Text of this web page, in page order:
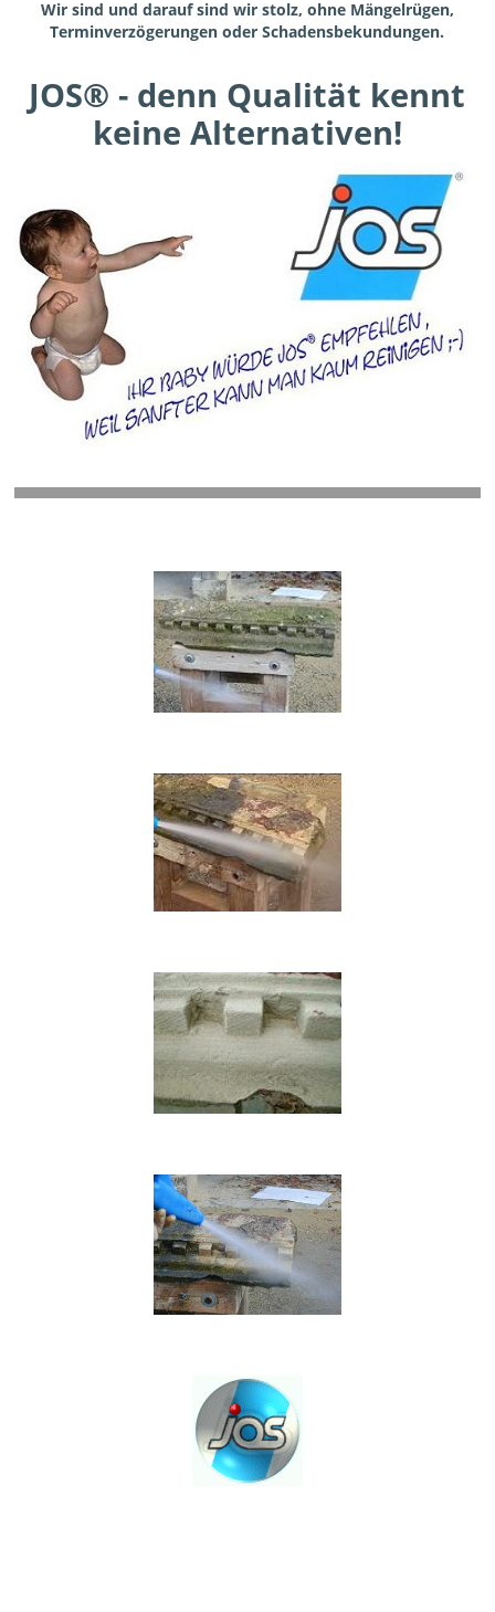
Wir sind und darauf sind wir stolz, ohne Mängelrügen,
Terminverzögerungen oder Schadensbekundungen.
JOS® - denn Qualität kennt
keine Alternativen!